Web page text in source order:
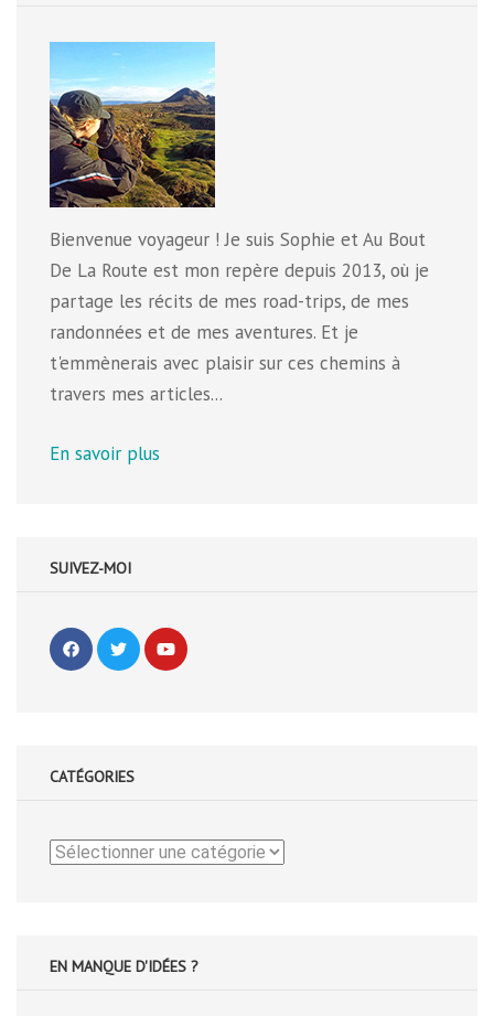
Bienvenue voyageur ! Je suis Sophie et Au Bout
De La Route est mon repère depuis 2013, où je
partage les récits de mes road-trips, de mes
randonnées et de mes aventures. Et je
t'emmènerais avec plaisir sur ces chemins à
travers mes articles...
En savoir plus
SUIVEZ-MOI
CATÉGORIES
Catégories
EN MANQUE D'IDÉES ?